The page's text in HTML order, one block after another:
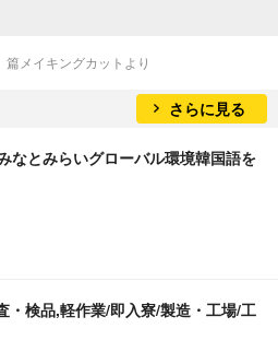
篇メイキングカットより
さらに見る
なとみらいグローバル環境韓国語を
・検品,軽作業/即入寮/製造・工場/工